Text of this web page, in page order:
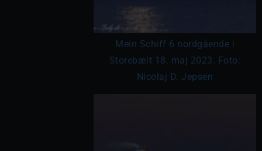
Mein Schiff 6 nordgående i
Storebælt 18. maj 2023. Foto:
Nicolaj D. Jepsen